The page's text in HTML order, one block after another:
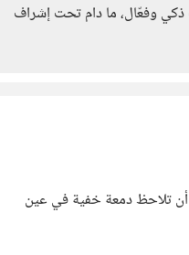
ذكي وفعّال، ما دام تحت إشراف
أن تلاحظ دمعة خفية في عين